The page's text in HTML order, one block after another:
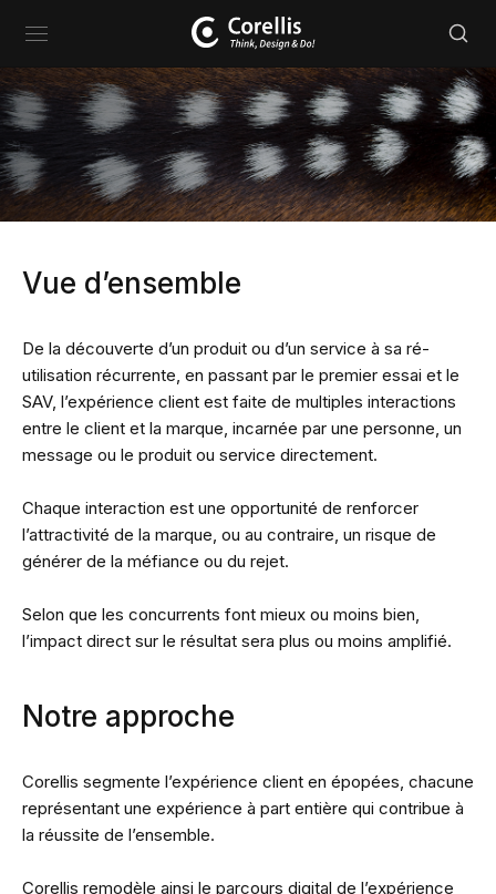
:
Vue d’ensemble
De la découverte d’un produit ou d’un service à sa ré-
utilisation récurrente, en passant par le premier essai et le
SAV, l’expérience client est faite de multiples interactions
entre le client et la marque, incarnée par une personne, un
message ou le produit ou service directement.
Chaque interaction est une opportunité de renforcer
l’attractivité de la marque, ou au contraire, un risque de
générer de la méfiance ou du rejet.
Selon que les concurrents font mieux ou moins bien,
l’impact direct sur le résultat sera plus ou moins amplifié.
Notre approche
Corellis segmente l’expérience client en épopées, chacune
représentant une expérience à part entière qui contribue à
la réussite de l’ensemble.
Corellis remodèle ainsi le parcours digital de l’expérience